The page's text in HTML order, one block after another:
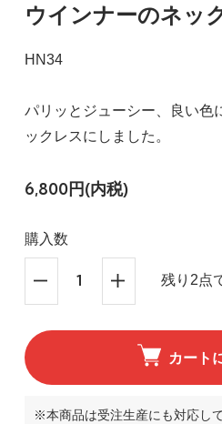
ウインナーのネッ
HN34
パリッとジューシー、良い色
ックレスにしました。
6,800円(内税)
購入数
残り2点
カート
※本商品は受注生産にも対応して